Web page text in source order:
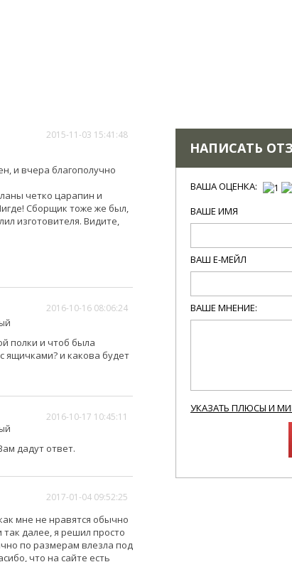
НАПИСАТЬ
ВАША ОЦЕНКА:
ВАШЕ ИМЯ
ВАШ Е-МЕЙЛ
ВАШЕ МНЕНИЕ:
УКАЗАТЬ ПЛЮСЫ И
2015-11-03 15:41:48
и вчера благополучно
четко царапин и
Сборщик тоже же был,
изготовителя. Видите,
2016-10-16 08:06:24
полки и чтоб была
ящичками? и какова будет
2016-10-17 10:45:11
дадут ответ.
2017-01-04 09:52:25
мне не нравятся обычно
далее, я решил просто
по размерам влезла под
что на сайте есть